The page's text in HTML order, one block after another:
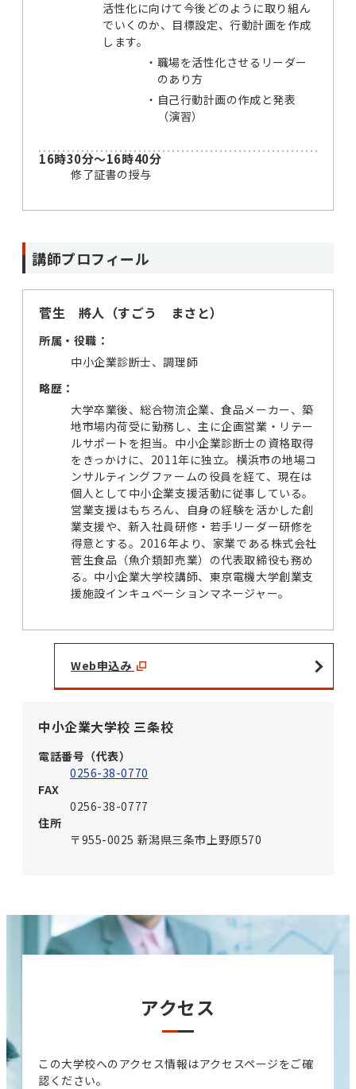
活性化に向けて今後どのように取り組ん
でいくのか、目標設定、行動計画を作成
します。
・ 職場を活性化させるリーダー
のあり方
・ 自己行動計画の作成と発表
（演習）
16時30分～16時40分
修了証書の授与
講師プロフィール
菅生 將人（すごう まさと）
所属・役職：
中小企業診断士、調理師
略歴：
大学卒業後、総合物流企業、食品メーカー、築
地市場内荷受に勤務し、主に企画営業・リテー
ルサポートを担当。中小企業診断士の資格取得
をきっかけに、2011年に独立。横浜市の地場コ
ンサルティングファームの役員を経て、現在は
個人として中小企業支援活動に従事している。
営業支援はもちろん、自身の経験を活かした創
業支援や、新入社員研修・若手リーダー研修を
得意とする。2016年より、家業である株式会社
菅生食品（魚介類卸売業）の代表取締役も務め
る。中小企業大学校講師、東京電機大学創業支
援施設インキュベーションマネージャー。
Web申込み
中小企業大学校 三条校
電話番号（代表）
0256-38-0770
FAX
0256-38-0777
住所
〒955-0025 新潟県三条市上野原570
アクセス
この大学校へのアクセス情報はアクセスページをご確
認ください。